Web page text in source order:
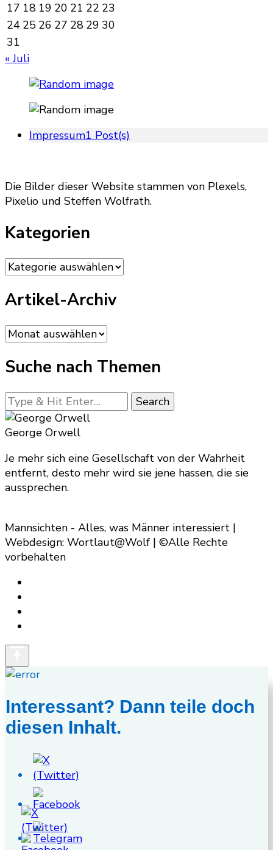
17 18 19 20 21 22 23
24 25 26 27 28 29 30
31
« Juli
Impressum1 Post(s)
Die Bilder dieser Website stammen von Plexels,
Pixelio und Steffen Wolfrath.
Kategorien
Kategorien
Artikel-Archiv
Artikel-
Archiv
Suche nach Themen
Looking
for
Something?
George Orwell
Je mehr sich eine Gesellschaft von der Wahrheit
entfernt, desto mehr wird sie jene hassen, die sie
aussprechen.
Mannsichten - Alles, was Männer interessiert |
Webdesign: Wortlaut@Wolf | ©Alle Rechte
vorbehalten
Interessant? Dann teile doch
diesen Inhalt.